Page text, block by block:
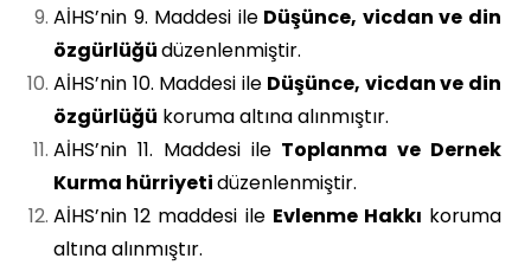
AİHS’nin 9. Maddesi ileDüşünce, vicdan ve din
özgürlüğüdüzenlenmiştir.
AİHS’nin 10. Maddesi ile Düşünce, vicdan ve din
özgürlüğü koruma altına alınmıştır.
AİHS’nin 11. Maddesi ile Toplanma ve Dernek
Kurma hürriyetidüzenlenmiştir.
AİHS’nin 12 maddesi ile Evlenme Hakkı koruma
altına alınmıştır.